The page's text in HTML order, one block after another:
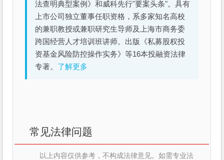
法查明典型案例》和威科先行"要案头条"。具有
上市公司独立董事任职资格，系多家知名高校
的兼职教授或兼职研究生导师及上海市商务委
跨国经营人才培训班讲师。出版《私募股权投
资基金风险防控操作实务》等16本投融资法律
专著。 了解更多
常见法律问题
以上内容仅供参考，不构成法律意见。如需专业法